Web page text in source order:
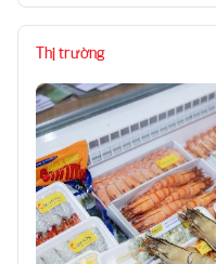
Thị trường